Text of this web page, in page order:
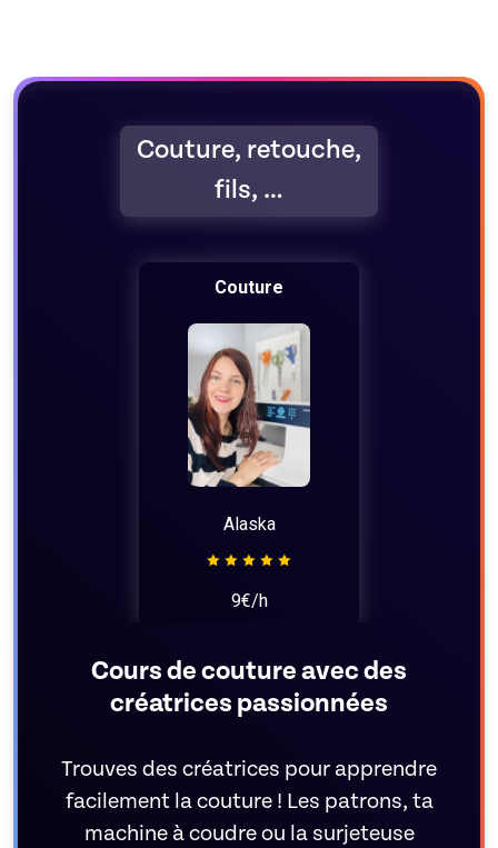
Cours de couture avec des
créatrices passionnées
Trouves des créatrices pour apprendre
facilement la couture ! Les patrons, ta
machine à coudre ou la surjeteuse
Couture, retouche,
fils, …
Couture
Alaska
9€/h